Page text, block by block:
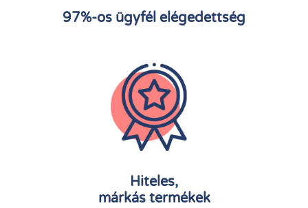
97%-os ügyfél elégedettség
Hiteles,
márkás termékek